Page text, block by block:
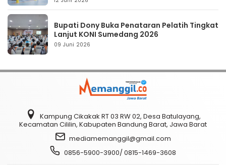
Bupati Dony Buka Penataran Pelatih Tingkat
Lanjut KONI Sumedang 2026
09 Juni 2026
Kampung Cikakak RT 03 RW 02, Desa Batulayang,
Kecamatan Cililin, Kabupaten Bandung Barat, Jawa Barat
mediamemanggil@gmail.com
0856-5900-3900/ 0815-1469-3608